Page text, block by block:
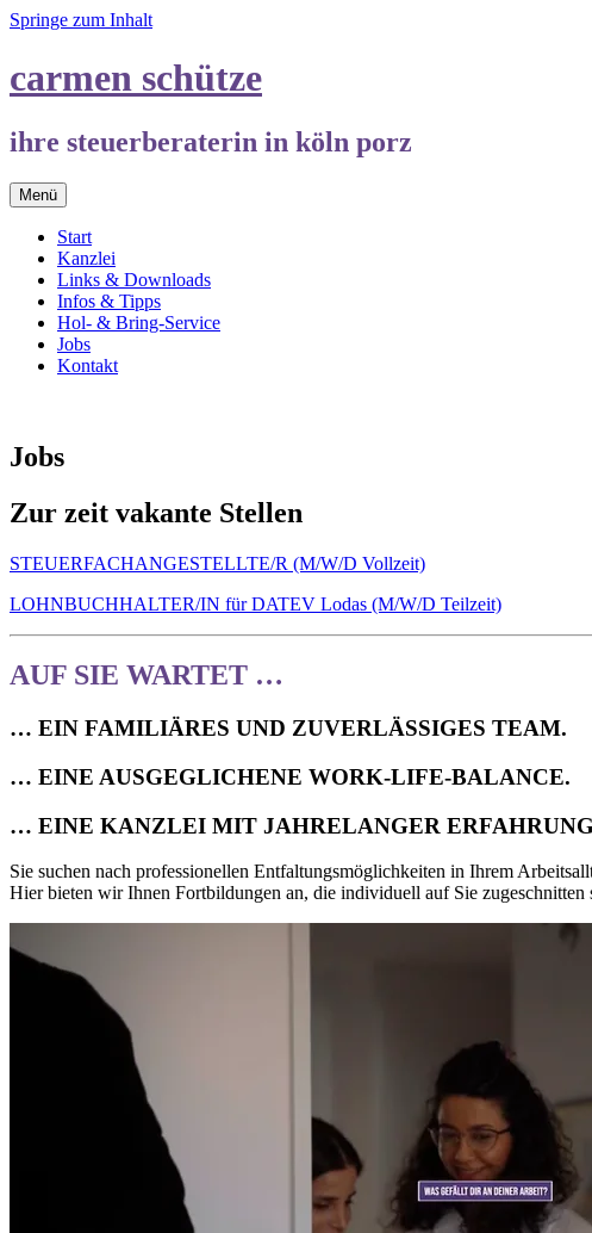
Springe zum Inhalt
carmen schütze
ihre steuerberaterin in köln porz
Menü
Start
Kanzlei
Links & Downloads
Infos & Tipps
Hol- & Bring-Service
Jobs
Kontakt
Jobs
Zur zeit vakante Stellen
STEUERFACHANGESTELLTE/R (M/W/D Vollzeit)
LOHNBUCHHALTER/IN für DATEV Lodas (M/W/D Teilzeit)
AUF SIE WARTET …
… EIN FAMILIÄRES UND ZUVERLÄSSIGES TEAM.
… EINE AUSGEGLICHENE WORK-LIFE-BALANCE.
… EINE KANZLEI MIT JAHRELANGER
Sie suchen nach professionellen Entfaltungsmöglichkeiten in Ihrem
Hier bieten wir Ihnen Fortbildungen an, die individuell auf Sie